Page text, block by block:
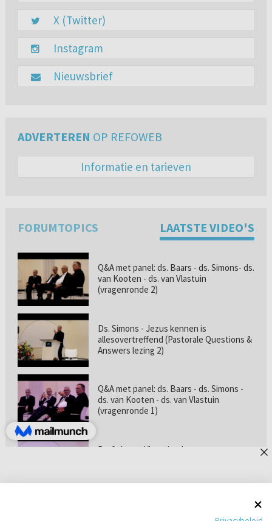
X (Twitter)
Instagram
Nieuwsbrief
ADVERTEREN OP REFOWEB
Informatie en tarieven
FORUMTOPICS LAATSTE VIDEO'S
Q&A met panel: ds. Baars - ds. Simons- ds.
van Kooten - ds. van Vlastuin
(vragenronde 2)
Ds. Simons - Jezus kennen is
allesovertreffend (Pastorale Questions &
Answers lezing 2)
Q&A met panel: ds. Baars - ds. Simons -
ds. van Kooten - ds. van Vlastuin
(vragenronde 1)
Prof. dr. van Vlastuin - Is